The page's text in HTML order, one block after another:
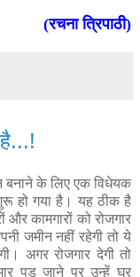
(रचना त्रिपाठी)
बनाने के लिए एक विधेयक
हो गया है। यह ठीक है
कामगारों को रोजगार
जमीन नहीं रहेगी तो ये
अगर रोजगार देगी तो
पड़ जाने पर उन्हें घर